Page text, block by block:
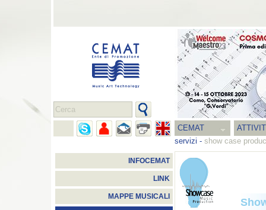
CEMAT
servizi - show case
INFOCEMAT
LINK
MAPPE MUSICALI